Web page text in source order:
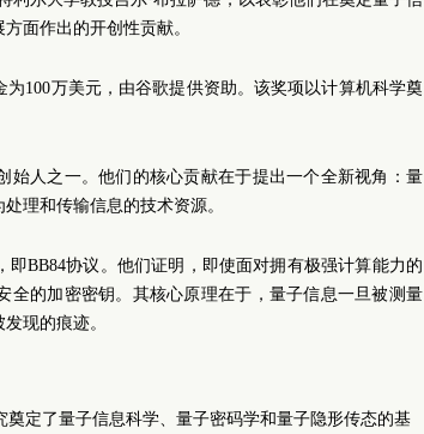
面作出的开创性贡献。
100万美元，由谷歌提供资助。该奖项以计算机科学奠
始人之一。他们的核心贡献在于提出一个全新视角：量
理和传输信息的技术资源。
BB84协议。他们证明，即使面对拥有极强计算能力的
全的加密密钥。其核心原理在于，量子信息一旦被测量
现的痕迹。
定了量子信息科学、量子密码学和量子隐形传态的基